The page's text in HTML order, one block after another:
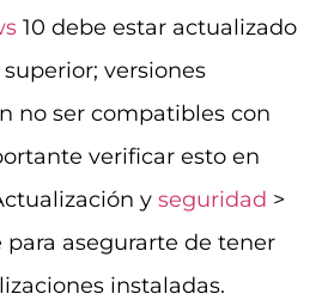
10 debe estar actualizado
superior; versiones
no ser compatibles con
verificar esto en
y seguridad >
asegurarte de tener
instaladas.